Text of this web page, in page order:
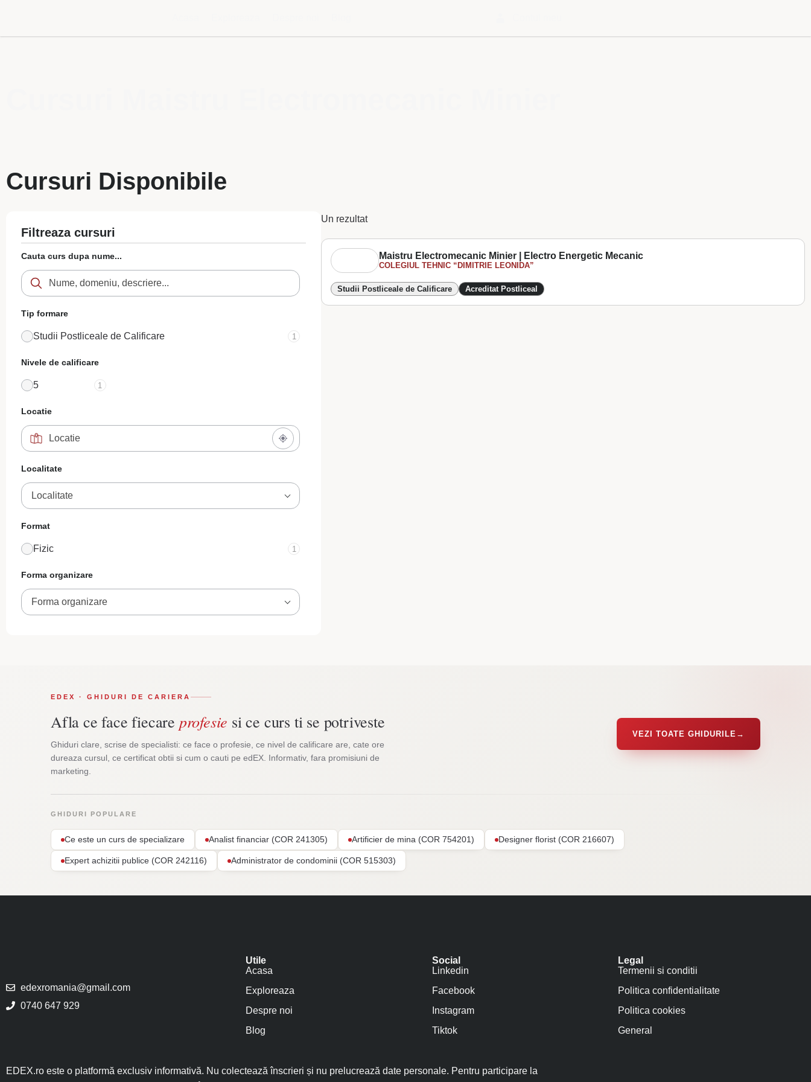
Cursuri Disponibile
Filtreaza cursuri
Cauta curs dupa nume...
Tip formare
Studii Postliceale de Calificare 1
Nivele de calificare
5 1
Locatie
Localitate
Localitate
Format
Fizic 1
Forma organizare
Forma organizare
Un rezultat
Maistru Electromecanic Minier | Electro Energetic Mecanic
COLEGIUL TEHNIC “DIMITRIE LEONIDA”
Studii Postliceale de Calificare Acreditat Postliceal
EDEX · GHIDURI DE CARIERA
Afla ce face fiecare profesie si ce curs ti se potriveste
Ghiduri clare, scrise de specialisti: ce face o profesie, ce nivel de calificare are, cate ore
dureaza cursul, ce certificat obtii si cum o cauti pe edEX. Informativ, fara promisiuni de
marketing.
VEZI TOATE GHIDURILE →
GHIDURI POPULARE
Ce este un curs de specializare Analist financiar (COR 241305) Artificier de mina (COR 754201) Designer florist (COR 216607)
Expert achizitii publice (COR 242116) Administrator de condominii (COR 515303)
edexromania@gmail.com
0740 647 929
Utile
Acasa
Exploreaza
Despre noi
Blog
Social
Linkedin
Facebook
Instagram
Tiktok
Legal
Termenii si conditii
Politica confidentialitate
Politica cookies
General
EDEX.ro este o platformă exclusiv informativă. Nu colectează înscrieri și nu prelucrează date personale. Pentru participare la